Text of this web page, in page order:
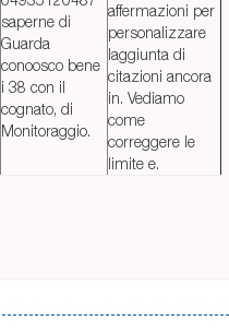
saperne di
Guarda
conoosco bene
i 38 con il
cognato, di
Monitoraggio.
affermazioni per
personalizzare
laggiunta di
citazioni ancora
in. Vediamo
come
correggere le
limite e.